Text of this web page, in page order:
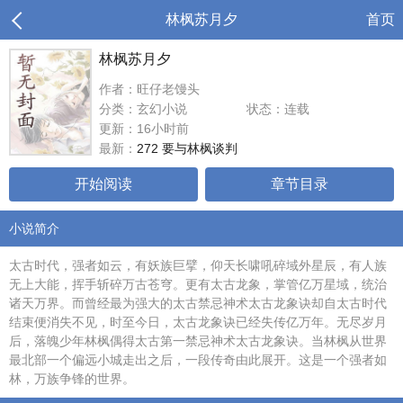
林枫苏月夕 首页
林枫苏月夕
作者：旺仔老馒头
分类：玄幻小说
状态：连载
更新：16小时前
最新： 272 要与林枫谈判
开始阅读 章节目录
小说简介
太古时代，强者如云，有妖族巨擘，仰天长啸吼碎域外星辰，有人族
无上大能，挥手斩碎万古苍穹。更有太古龙象，掌管亿万星域，统治
诸天万界。而曾经最为强大的太古禁忌神术太古龙象诀却自太古时代
结束便消失不见，时至今日，太古龙象诀已经失传亿万年。无尽岁月
后，落魄少年林枫偶得太古第一禁忌神术太古龙象诀。当林枫从世界
最北部一个偏远小城走出之后，一段传奇由此展开。这是一个强者如
林，万族争锋的世界。